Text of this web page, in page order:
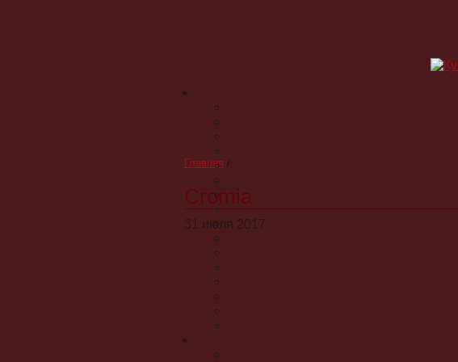
Главная /
Cromia
31 июля 2017